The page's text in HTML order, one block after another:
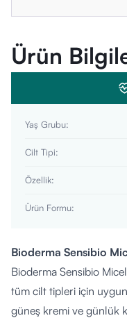
Ürün
Yaş Grubu:
Cilt Tipi:
Özellik:
Ürün Formu:
Bioderma Sensibio
Bioderma Sensibio
tüm cilt tipleri için uygun
güneş kremi ve günlük